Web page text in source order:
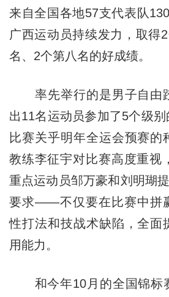
来自全国各地57支代表队
广西运动员持续发力，取得
名、2个第八名的好成绩。
率先举行的是男子自由
出11名运动员参加了5个级
比赛关乎明年全运会预赛的
教练李征宇对比赛高度重视
重点运动员邹万豪和刘明瑚
要求——不仅要在比赛中拼
性打法和技战术缺陷，全面
用能力。
和今年10月的全国锦标